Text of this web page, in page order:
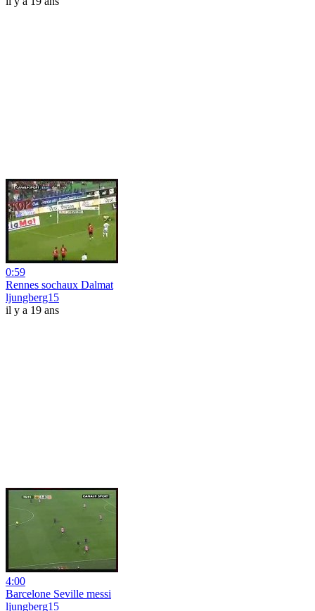
0:59
Rennes sochaux Dalmat
ljungberg15
il y a 19 ans
4:00
Barcelone Seville messi
ljungberg15